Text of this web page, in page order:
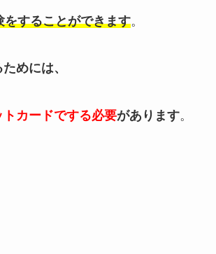
をすることができます。
めには、
カードでする必要があります。